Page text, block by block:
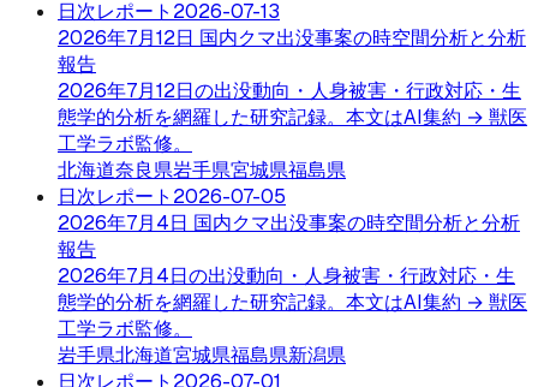
日次レポート 2026-07-13
2026年7月12日 国内クマ出没事案の時空間分析と分析
報告
2026年7月12日の出没動向・人身被害・行政対応・生
態学的分析を網羅した研究記録。本文はAI集約 → 獣医
工学ラボ監修。
北海道奈良県岩手県宮城県福島県
日次レポート 2026-07-05
2026年7月4日 国内クマ出没事案の時空間分析と分析
報告
2026年7月4日の出没動向・人身被害・行政対応・生
態学的分析を網羅した研究記録。本文はAI集約 → 獣医
工学ラボ監修。
岩手県北海道宮城県福島県新潟県